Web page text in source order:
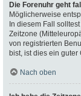
Die Forenuhr geht
Möglicherweise
In diesem Fall
Zeitzone
von registrierten
bist, ist dies ein guter
Nach oben